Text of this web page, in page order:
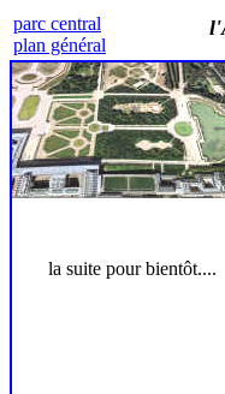
parc central
plan général
la suite pour bientôt....